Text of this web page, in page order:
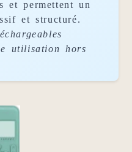
et permettent un
et structuré.
utilisation hors